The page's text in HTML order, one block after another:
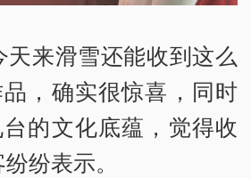
天来滑雪还能收到这么
，确实很惊喜，同时
的文化底蕴，觉得收
纷表示。